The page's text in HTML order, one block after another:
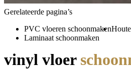
Gerelateerde pagina’s
PVC vloeren schoonmaken
Laminaat schoonmaken
vinyl vloer